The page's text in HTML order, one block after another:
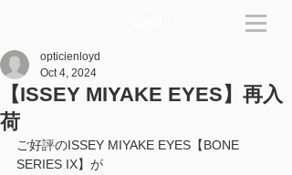
【ISSEY MIYAKE EYES】再入
荷
opticienloyd
Oct 4, 2024
ご好評のISSEY MIYAKE EYES【BONE
SERIES IX】 が